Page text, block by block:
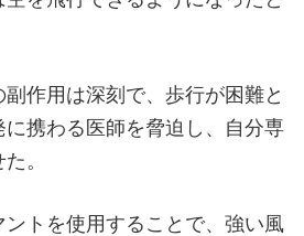
作用は深刻で、歩行が困難と
携わる医師を脅迫し、自分専
。
トを使用することで、強い風